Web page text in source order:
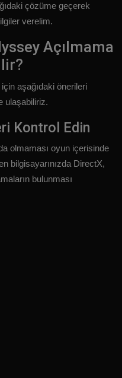
çözüme geçerek
verelim.
Açılmama
aşağıdaki önerileri
ulaşabiliriz.
Kontrol Edin
olmaması oyun içerisinde
bilgisayarınızda DirectX,
bulunması